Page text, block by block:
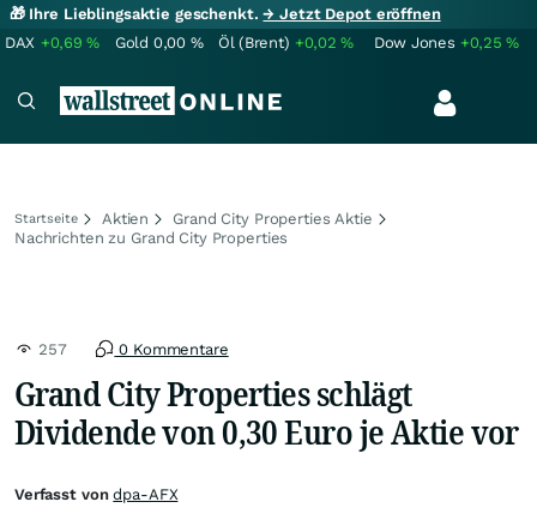
🎁 Ihre Lieblingsaktie geschenkt.→ Jetzt Depot eröffnen
DAX +0,69% Gold 0,00 % Öl (Brent) +0,02% Dow Jones +0,25%
Startseite Aktien
Grand City Properties Aktie
Nachrichten zu Grand City Properties
257 0 Kommentare
Grand City Properties schlägt
Dividende von 0,30 Euro je Aktie vor
Verfasst vondpa-AFX